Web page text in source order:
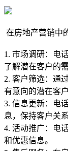
在房地产营销中
1. 市场调研：电
了解潜在客户的
2. 客户筛选：通
有意向的潜在客
3. 信息更新：电
息，保持客户关系
4. 活动推广：电
和优惠信息。